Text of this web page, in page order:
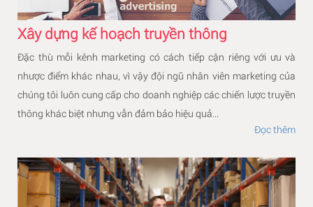
Xây dựng kế hoạch truyền thông
Đặc thù mỗi kênh marketing có cách tiếp cận riêng với ưu và
nhược điểm khác nhau, vì vậy đội ngũ nhân viên marketing của
chúng tôi luôn cung cấp cho doanh nghiệp các chiến lược truyền
thông khác biệt nhưng vẫn đảm bảo hiệu quả...
Đọc thêm